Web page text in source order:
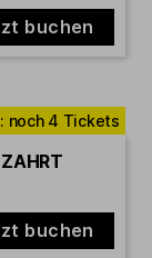
buchen
buchen